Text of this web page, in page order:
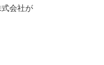
会社が